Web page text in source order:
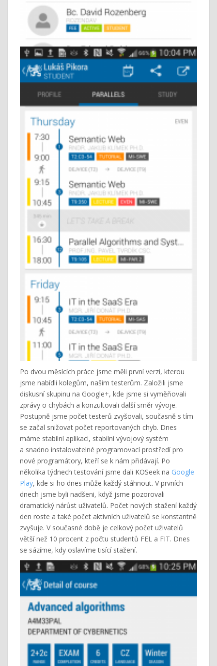
Po dvou měsících práce jsme měli první verzi, kterou
jsme nabídli kolegům, našim testerům. Založili jsme
diskusní skupinu na Google+, kde jsme si vyměňovali
zprávy o chybách a konzultovali další směr vývoje.
Postupně jsme počet testerů zvyšovali, současně s tím
se začal snižovat počet reportovaných chyb. Dnes
máme stabilní aplikaci, stabilní vývojový systém
a snadno instalovatelné programovací prostředí pro
nové programátory, kteří se k nám přidávají. Po
několika týdnech testování jsme dali KOSeek na Google
Play, kde si ho dnes může každý stáhnout. V prvních
dnech jsme byli nadšeni, když jsme pozorovali
dramatický nárůst uživatelů. Počet nových stažení každý
den roste a také počet aktivních uživatelů se konstantně
zvyšuje. V současné době je celkový počet uživatelů
větší než 10 procent z počtu studentů FEL a FIT. Dnes
se sázíme, kdy oslavíme tisící stažení.